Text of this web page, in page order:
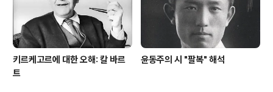
키르케고르에 대한 오해: 칼 바르
트
윤동주의 시 "팔복" 해석